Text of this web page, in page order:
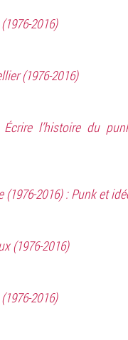
2016)
(1976-2016)
l’histoire du
(1976-2016) : Punk et
(1976-2016)
2016)